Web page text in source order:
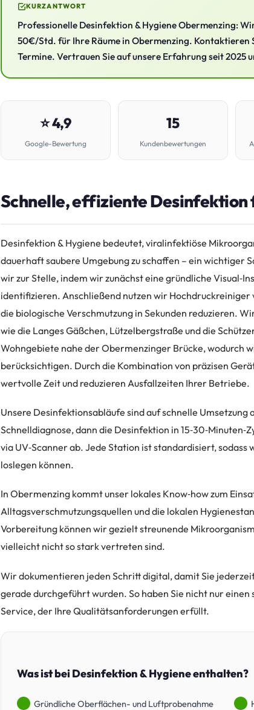
KURZANTWORT
Professionelle Desinfektion & Hygiene Obermenzing:
50€/Std. für Ihre Räume in Obermenzing. Kontaktieren
Termine. Vertrauen Sie auf unsere Erfahrung seit 2025
⭐ 4,9
Google-Bewertung
15
Kundenbewertungen
Schnelle, effiziente Desinfektion
Desinfektion & Hygiene bedeutet, viralinfektiöse
dauerhaft saubere Umgebung zu schaffen – ein wichtiger
wir zur Stelle, indem wir zunächst eine gründliche
identifizieren. Anschließend nutzen wir Hochdruckreiniger
die biologische Verschmutzung in Sekunden reduzieren.
wie die Langes Gäßchen, Lützelbergstraße und die
Wohngebiete nahe der Obermenzinger Brücke, wodurch
berücksichtigen. Durch die Kombination von präzisen
wertvolle Zeit und reduzieren Ausfallzeiten Ihrer Betriebe.
Unsere Desinfektionsabläufe sind auf schnelle
Schnelldiagnose, dann die Desinfektion in
via UV‑Scanner ab. Jede Station ist standardisiert,
loslegen können.
In Obermenzing kommt unser lokales Know‑how zum
Alltagsverschmutzungsquellen und die lokalen
Vorbereitung können wir gezielt streunende
vielleicht nicht so stark vertreten sind.
Wir dokumentieren jeden Schritt digital, damit Sie
gerade durchgeführt wurden. So haben Sie nicht nur
Service, der Ihre Qualitätsanforderungen erfüllt.
Was ist bei Desinfektion & Hygiene enthalten?
Gründliche Oberflächen- und Luftprobenahme